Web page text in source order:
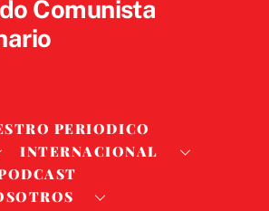
Comunista
PERIODICO
INTERNACIONAL